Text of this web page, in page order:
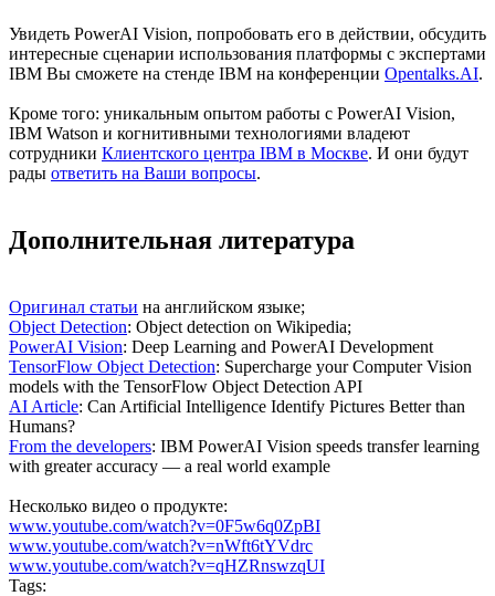
Увидеть PowerAI Vision, попробовать его в действии, обсудить
интересные сценарии использования платформы с экспертами
IBM Вы сможете на стенде IBM на конференции Opentalks.AI.
Кроме того: уникальным опытом работы с PowerAI Vision,
IBM Watson и когнитивными технологиями владеют
сотрудники Клиентского центра IBM в Москве. И они будут
рады ответить на Ваши вопросы.
Дополнительная литература
Оригинал статьи на английском языке;
Object Detection: Object detection on Wikipedia;
PowerAI Vision: Deep Learning and PowerAI Development
TensorFlow Object Detection: Supercharge your Computer Vision
models with the TensorFlow Object Detection API
AI Article: Can Artificial Intelligence Identify Pictures Better than
Humans?
From the developers: IBM PowerAI Vision speeds transfer learning
with greater accuracy — a real world example
Несколько видео о продукте:
www.youtube.com/watch?v=0F5w6q0ZpBI
www.youtube.com/watch?v=nWft6tYVdrc
www.youtube.com/watch?v=qHZRnswzqUI
Tags: